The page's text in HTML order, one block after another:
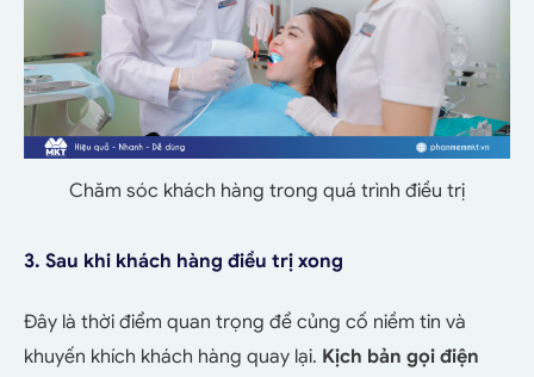
Chăm sóc khách hàng trong quá trình điều trị
3. Sau khi khách hàng điều trị xong
Đây là thời điểm quan trọng để củng cố niềm tin và
khuyến khích khách hàng quay lại. Kịch bản gọi điện